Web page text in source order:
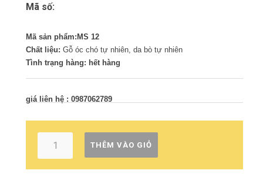
Mã số:
Mã sản phẩm:MS 12
Chất liệu: Gỗ óc chó tự nhiên, da bò tự nhiên
Tình trạng hàng: hết hàng
giá liên hệ : 0987062789
THÊM VÀO GIỎ